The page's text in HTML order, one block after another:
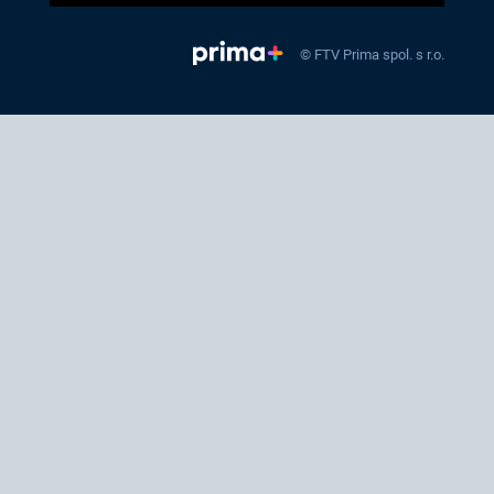
© FTV Prima spol. s r.o.